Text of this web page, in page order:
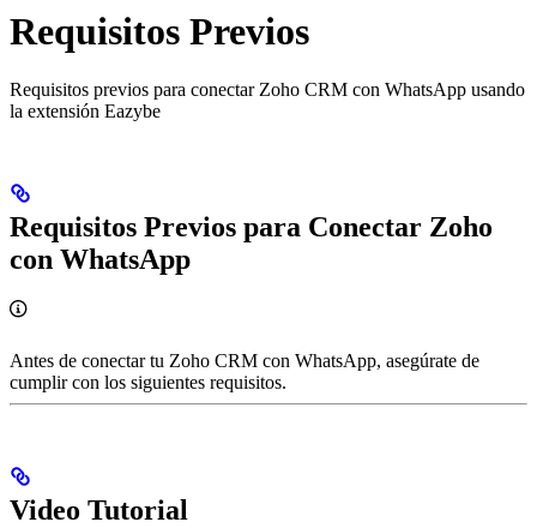
Requisitos Previos
Requisitos previos para conectar Zoho CRM con WhatsApp usando
la extensión Eazybe
Requisitos Previos para Conectar Zoho
con WhatsApp
Antes de conectar tu Zoho CRM con WhatsApp, asegúrate de
cumplir con los siguientes requisitos.
Video Tutorial